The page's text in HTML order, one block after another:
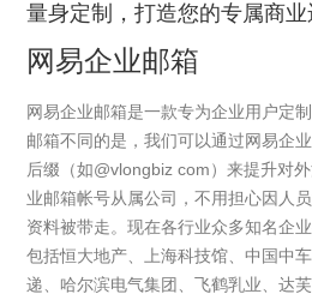
量身定制，打造您的专属商业
网易企业邮箱
网易企业邮箱是一款专为企业用户定
邮箱不同的是，我们可以通过网易企
后缀（如@vlongbiz com）来提升对
业邮箱帐号从属公司，不用担心因人
资料被带走。现在各行业众多知名企
包括恒大地产、上海科技馆、中国中
递、哈尔滨电气集团、飞鹤乳业、达芙